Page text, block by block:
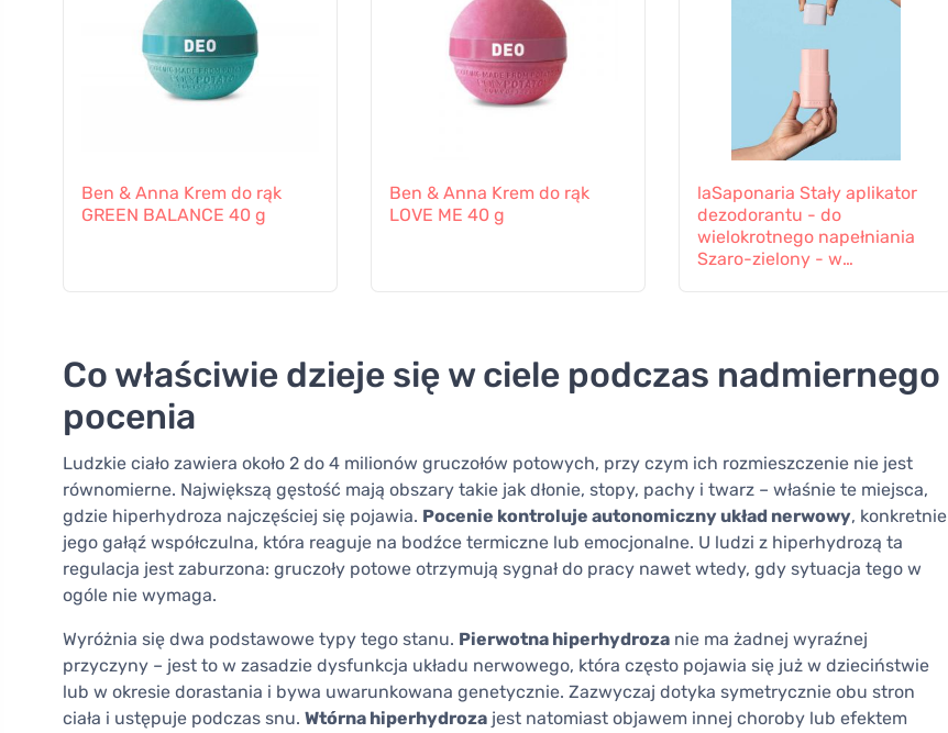
Ben & Anna Krem do rąk
GREEN BALANCE 40 g
Ben & Anna Krem do rąk
LOVE ME 40 g
laSaponaria Stały aplikator
dezodorantu - do
wielokrotnego napełniania
Szaro-zielony - w
Co właściwie dzieje się w ciele podczas nadmiernego
pocenia
Ludzkie ciało zawiera około 2 do 4 milionów gruczołów potowych, przy czym ich rozmieszczenie nie jest
równomierne. Największą gęstość mają obszary takie jak dłonie, stopy, pachy i twarz – właśnie te miejsca,
gdzie hiperhydroza najczęściej się pojawia. Pocenie kontroluje autonomiczny układ nerwowy, konkretnie
jego gałąź współczulna, która reaguje na bodźce termiczne lub emocjonalne. U ludzi z hiperhydrozą ta
regulacja jest zaburzona: gruczoły potowe otrzymują sygnał do pracy nawet wtedy, gdy sytuacja tego w
ogóle nie wymaga.
Wyróżnia się dwa podstawowe typy tego stanu. Pierwotna hiperhydroza nie ma żadnej wyraźnej
przyczyny – jest to w zasadzie dysfunkcja układu nerwowego, która często pojawia się już w dzieciństwie
lub w okresie dorastania i bywa uwarunkowana genetycznie. Zazwyczaj dotyka symetrycznie obu stron
ciała i ustępuje podczas snu. Wtórna hiperhydroza jest natomiast objawem innej choroby lub efektem